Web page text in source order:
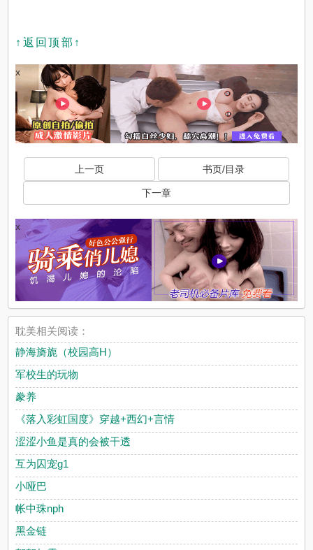
↑返回顶部↑
x
上一页 书页/目录
下一章
x
耽美相关阅读：
静海旖旎（校园高H）
军校生的玩物
豢养
《落入彩虹国度》穿越+西幻+言情
涩涩小鱼是真的会被干透
互为囚宠g1
小哑巴
帐中珠nph
黑金链